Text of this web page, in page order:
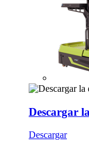
Descargar
Descargar